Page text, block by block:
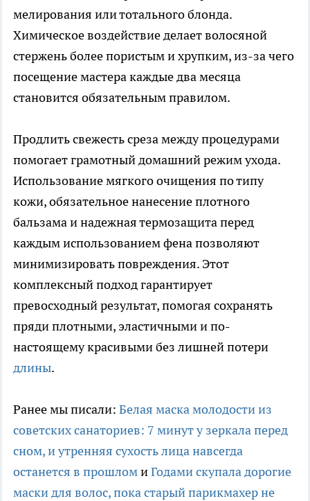
мелирования или тотального блонда.
Химическое воздействие делает волосяной
стержень более пористым и хрупким, из-за чего
посещение мастера каждые два месяца
становится обязательным правилом.
Продлить свежесть среза между процедурами
помогает грамотный домашний режим ухода.
Использование мягкого очищения по типу
кожи, обязательное нанесение плотного
бальзама и надежная термозащита перед
каждым использованием фена позволяют
минимизировать повреждения. Этот
комплексный подход гарантирует
превосходный результат, помогая сохранять
пряди плотными, эластичными и по-
настоящему красивыми без лишней потери
длины.
Ранее мы писали: Белая маска молодости из
советских санаториев: 7 минут у зеркала перед
сном, и утренняя сухость лица навсегда
останется в прошломиГодами скупала дорогие
маски для волос, пока старый парикмахер не